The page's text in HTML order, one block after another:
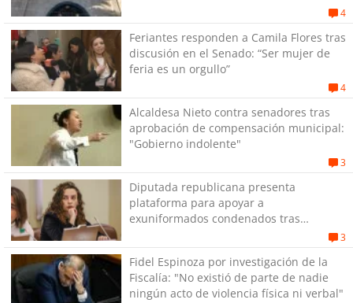
4
Feriantes responden a Camila Flores tras
discusión en el Senado: “Ser mujer de
feria es un orgullo”
4
Alcaldesa Nieto contra senadores tras
aprobación de compensación municipal:
"Gobierno indolente"
3
Diputada republicana presenta
plataforma para apoyar a
exuniformados condenados tras
3
Fidel Espinoza por investigación de la
Fiscalía: "No existió de parte de nadie
ningún acto de violencia física ni verbal"